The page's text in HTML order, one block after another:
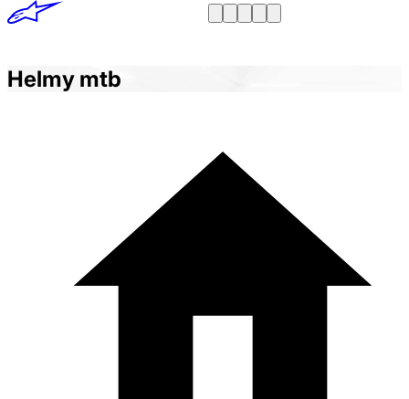
Helmy mtb